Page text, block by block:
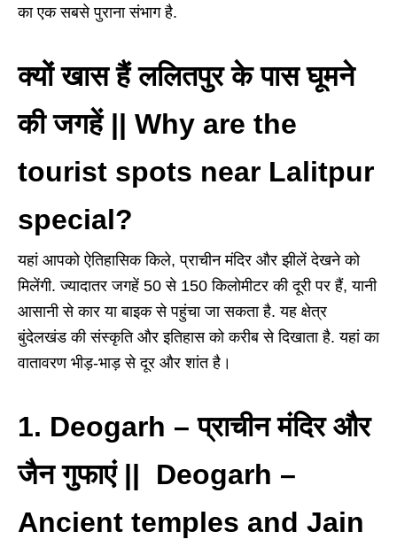
का एक सबसे पुराना संभाग है.
क्यों खास हैं ललितपुर के पास घूमने
की जगहें || Why are the
tourist spots near Lalitpur
special?
यहां आपको ऐतिहासिक किले, प्राचीन मंदिर और झीलें देखने को
मिलेंगी.ज्यादातर जगहें 50 से 150 किलोमीटर की दूरी पर हैं, यानी
आसानी से कार या बाइक से पहुंचा जा सकता है.यह क्षेत्र
बुंदेलखंड की संस्कृति और इतिहास को करीब से दिखाता है.यहां का
वातावरण भीड़-भाड़ से दूर और शांत है।
1. Deogarh – प्राचीन मंदिर और
जैन गुफाएं || Deogarh –
Ancient temples and Jain